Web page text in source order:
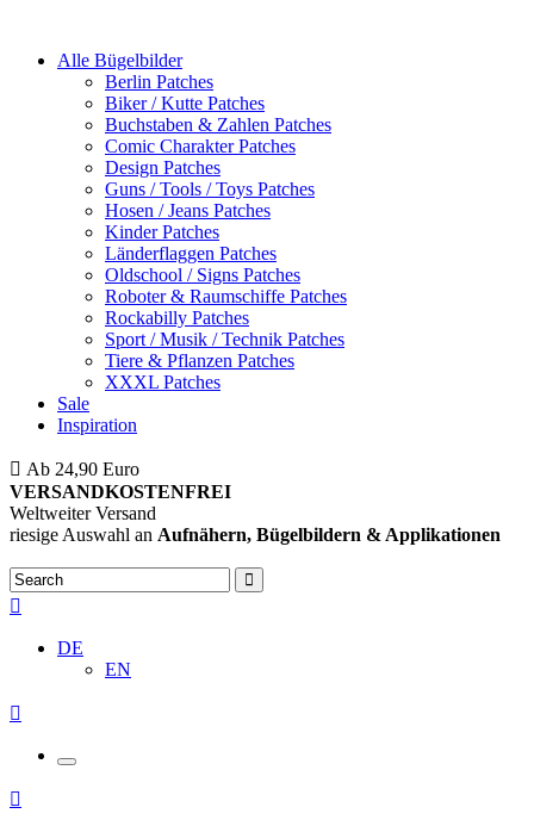
Alle Bügelbilder
Berlin Patches
Biker / Kutte Patches
Buchstaben & Zahlen Patches
Comic Charakter Patches
Design Patches
Guns / Tools / Toys Patches
Hosen / Jeans Patches
Kinder Patches
Länderflaggen Patches
Oldschool / Signs Patches
Roboter & Raumschiffe Patches
Rockabilly Patches
Sport / Musik / Technik Patches
Tiere & Pflanzen Patches
XXXL Patches
Sale
Inspiration
Ab 24,90 Euro
VERSANDKOSTENFREI
Weltweiter Versand
riesige Auswahl an Aufnähern, Bügelbildern & Applikationen
DE
EN